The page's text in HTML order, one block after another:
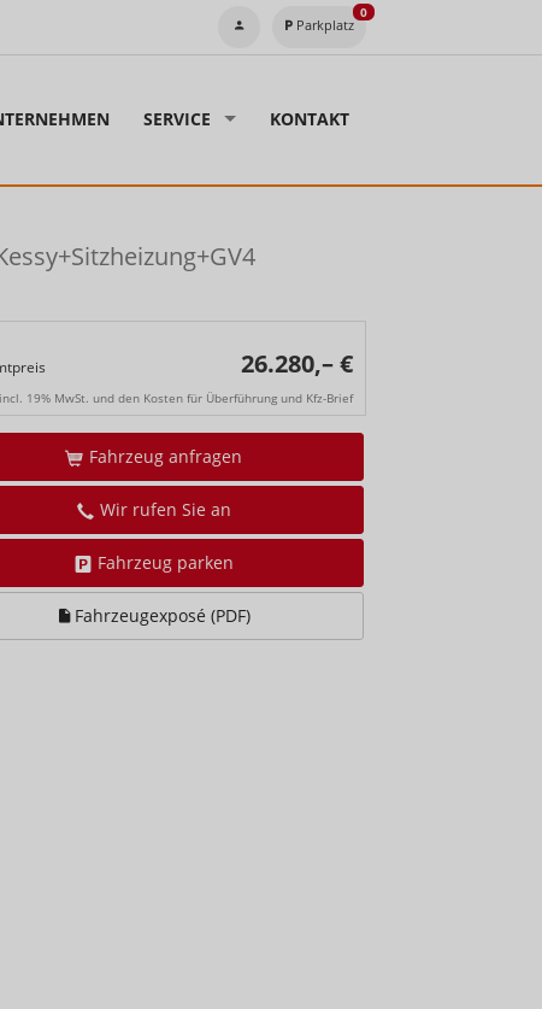
Parkplatz
0
SERVICE KONTAKT
26.280,– €
incl. 19% MwSt. und den Kosten für Überführung und Kfz-Brief
Fahrzeug anfragen
Wir rufen Sie an
Fahrzeug parken
Fahrzeugexposé (PDF)